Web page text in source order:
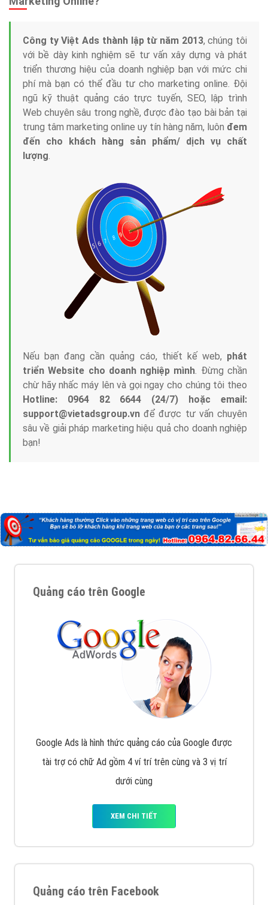
Công ty Việt Ads thành lập từ năm 2013, chúng tôi
với bề dày kinh nghiệm sẽ tư vấn xây dựng và phát
triển thương hiệu của doanh nghiệp bạn với mức chi
phí mà bạn có thể đầu tư cho marketing online. Đội
ngũ kỹ thuật quảng cáo trực tuyến, SEO, lập trình
Web chuyên sâu trong nghề, được đào tạo bài bản tại
trung tâm marketing online uy tín hàng năm, luôn đem
đến cho khách hàng sản phẩm/ dịch vụ chất
lượng.
Nếu bạn đang cần quảng cáo, thiết kế web, phát
triển Website cho doanh nghiệp mình. Đừng chần
chừ hãy nhấc máy lên và gọi ngay cho chúng tôi theo
Hotline: 0964 82 6644 (24/7) hoặc email:
support@vietadsgroup.vn để được tư vấn chuyên
sâu về giải pháp marketing hiệu quả cho doanh nghiệp
bạn!
Quảng cáo trên Google
Google Ads là hình thức quảng cáo của Google được
tài trợ có chữ Ad gồm 4 ví trí trên cùng và 3 vị trí
dưới cùng
XEM CHI TIẾT
Quảng cáo trên Facebook